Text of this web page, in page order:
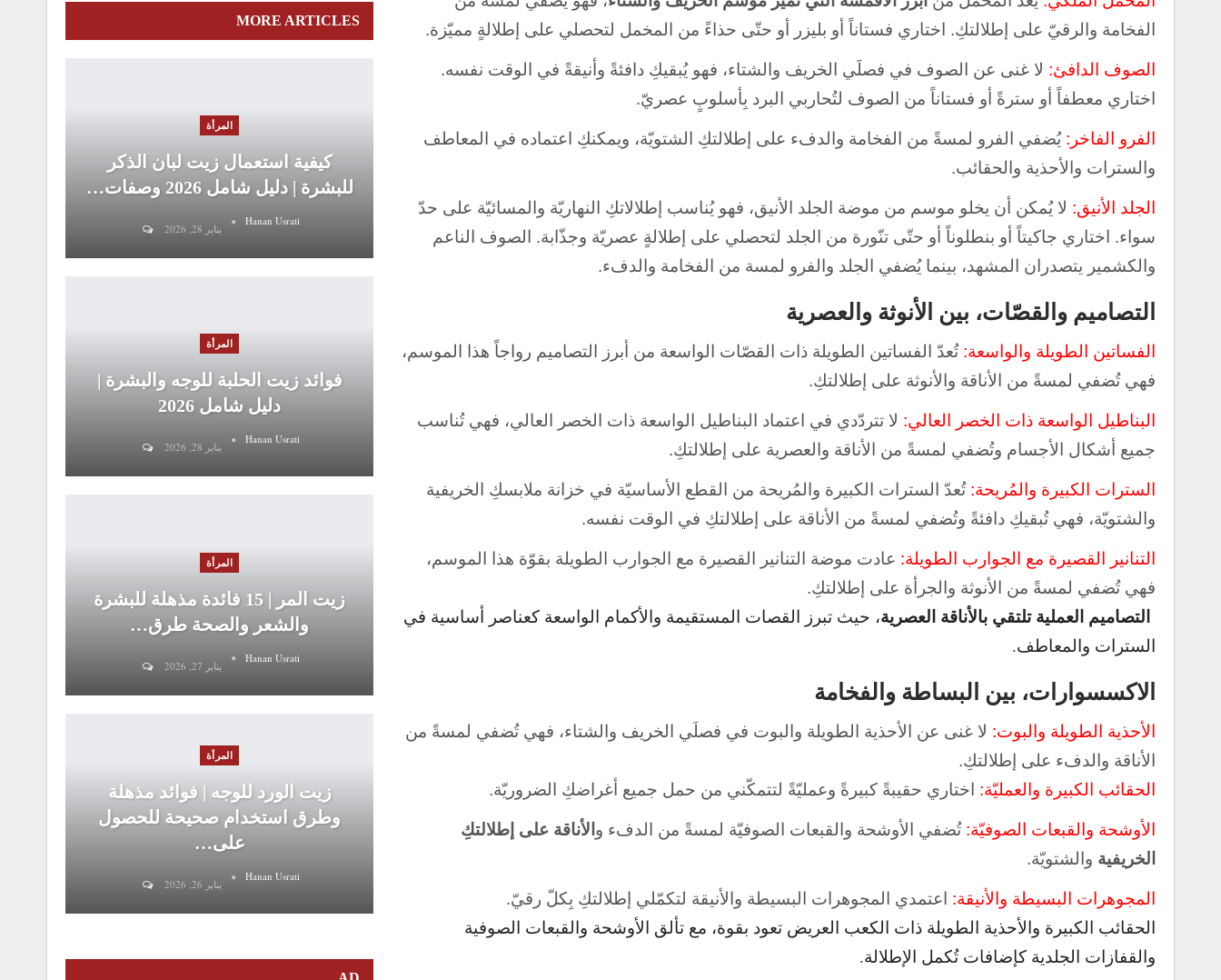
الفخامة والرقيّ على إطلالتكِ. اختاري فستاناً أو بليزر أو حتّى حذاءً من المخمل لتحصلي على إطلالةٍ مميّزة.
الصوف الدافئ: لا غنى عن الصوف في فصلَي الخريف والشتاء، فهو يُبقيكِ دافئةً وأنيقةً في الوقت نفسه.
اختاري معطفاً أو سترةً أو فستاناً من الصوف لتُحاربي البرد بِأسلوبٍ عصريّ.
الفرو الفاخر: يُضفي الفرو لمسةً من الفخامة والدفء على إطلالتكِ الشتويّة، ويمكنكِ اعتماده في المعاطف
والسترات والأحذية والحقائب.
الجلد الأنيق: لا يُمكن أن يخلو موسم من موضة الجلد الأنيق، فهو يُناسب إطلالاتكِ النهاريّة والمسائيّة على حدّ
سواء. اختاري جاكيتاً أو بنطلوناً أو حتّى تنّورة من الجلد لتحصلي على إطلالةٍ عصريّة وجذّابة. الصوف الناعم
والكشمير يتصدران المشهد، بينما يُضفي الجلد والفرو لمسة من الفخامة والدفء.
التصاميم والقصّات، بين الأنوثة والعصرية
الفساتين الطويلة والواسعة: تُعدّ الفساتين الطويلة ذات القصّات الواسعة من أبرز التصاميم رواجاً هذا الموسم،
فهي تُضفي لمسةً من الأناقة والأنوثة على إطلالتكِ.
البناطيل الواسعة ذات الخصر العالي: لا تتردّدي في اعتماد البناطيل الواسعة ذات الخصر العالي، فهي تُناسب
جميع أشكال الأجسام وتُضفي لمسةً من الأناقة والعصرية على إطلالتكِ.
السترات الكبيرة والمُريحة: تُعدّ السترات الكبيرة والمُريحة من القطع الأساسيّة في خزانة ملابسكِ الخريفية
والشتويّة، فهي تُبقيكِ دافئةً وتُضفي لمسةً من الأناقة على إطلالتكِ في الوقت نفسه.
التنانير القصيرة مع الجوارب الطويلة: عادت موضة التنانير القصيرة مع الجوارب الطويلة بقوّة هذا الموسم،
فهي تُضفي لمسةً من الأنوثة والجرأة على إطلالتكِ.
التصاميم العملية تلتقي بالأناقة العصرية، حيث تبرز القصات المستقيمة والأكمام الواسعة كعناصر أساسية في
السترات والمعاطف.
الاكسسوارات، بين البساطة والفخامة
الأحذية الطويلة والبوت: لا غنى عن الأحذية الطويلة والبوت في فصلَي الخريف والشتاء، فهي تُضفي لمسةً من
الأناقة والدفء على إطلالتكِ.
الحقائب الكبيرة والعمليّة: اختاري حقيبةً كبيرةً وعمليّةً لتتمكّني من حمل جميع أغراضكِ الضروريّة.
الأوشحة والقبعات الصوفيّة: تُضفي الأوشحة والقبعات الصوفيّة لمسةً من الدفء و الأناقة على إطلالتكِ
الخريفية والشتويّة.
المجوهرات البسيطة والأنيقة: اعتمدي المجوهرات البسيطة والأنيقة لتكمّلي إطلالتكِ بِكلّ رقيّ.
الحقائب الكبيرة والأحذية الطويلة ذات الكعب العريض تعود بقوة، مع تألق الأوشحة والقبعات الصوفية
والقفازات الجلدية كإضافات تُكمل الإطلالة.
MORE ARTICLES
المرأة
كيفية استعمال زيت لبان الذكر
للبشرة | دليل شامل 2026 وصفات…
Hanan Usrati
يناير 28, 2026
المرأة
فوائد زيت الحلبة للوجه والبشرة |
دليل شامل 2026
Hanan Usrati
يناير 28, 2026
المرأة
زيت المر | 15 فائدة مذهلة للبشرة
والشعر والصحة طرق…
Hanan Usrati
يناير 27, 2026
المرأة
زيت الورد للوجه | فوائد مذهلة
وطرق استخدام صحيحة للحصول
على…
Hanan Usrati
يناير 26, 2026